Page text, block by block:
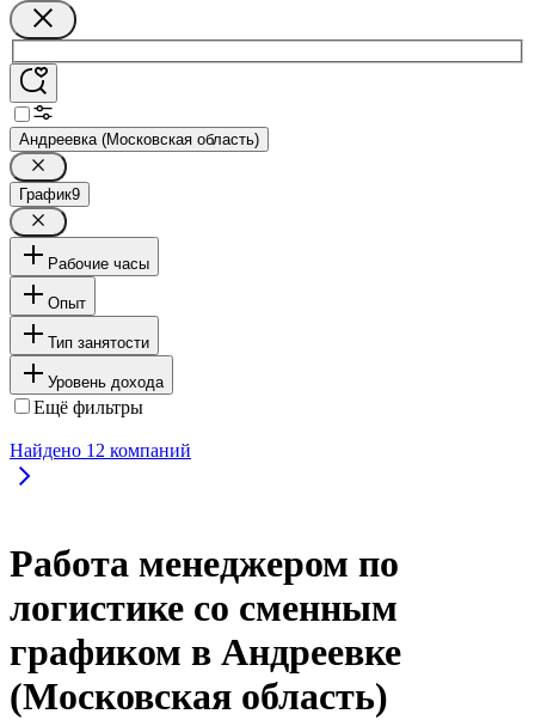
Андреевка (Московская область)
График9
Рабочие часы
Опыт
Тип занятости
Уровень дохода
Ещё фильтры
Найдено 12 компаний
Работа менеджером по
логистике со сменным
графиком в Андреевке
(Московская область)